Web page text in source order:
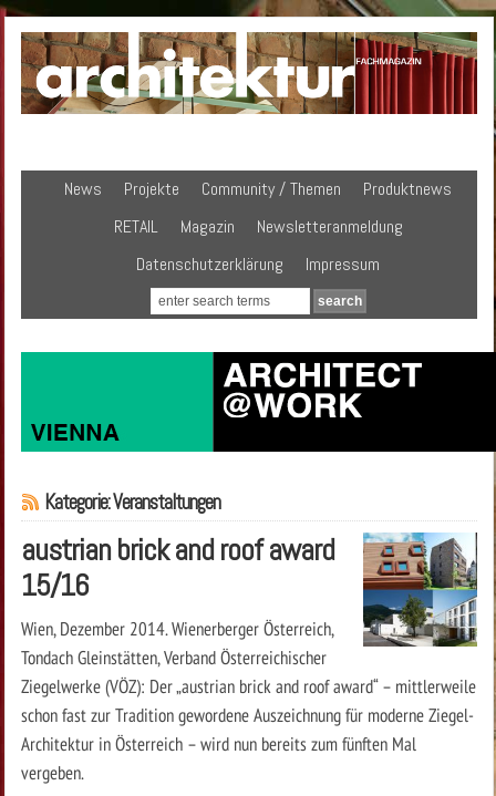
News Projekte Community / Themen
Produktnews
RETAIL
Magazin
Newsletteranmeldung
Datenschutzerklärung
Impressum
Kategorie: Veranstaltungen
austrian brick and roof award
15/16
Wien, Dezember 2014. Wienerberger Österreich,
Tondach Gleinstätten, Verband Österreichischer
Ziegelwerke (VÖZ): Der „austrian brick and roof award“ – mittlerweile
schon fast zur Tradition gewordene Auszeichnung für moderne Ziegel-
Architektur in Österreich – wird nun bereits zum fünften Mal
vergeben.